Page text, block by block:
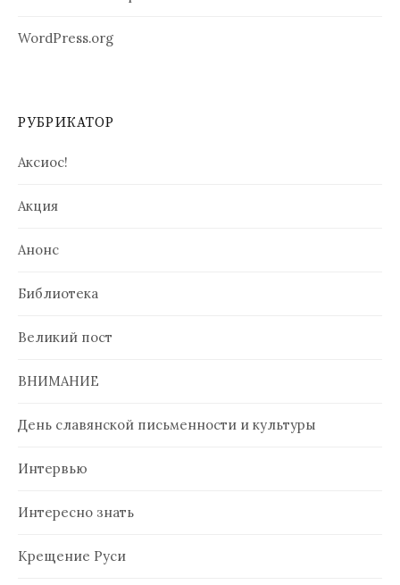
WordPress.org
РУБРИКАТОР
Аксиос!
Акция
Анонс
Библиотека
Великий пост
ВНИМАНИЕ
День славянской письменности и культуры
Интервью
Интересно знать
Крещение Руси